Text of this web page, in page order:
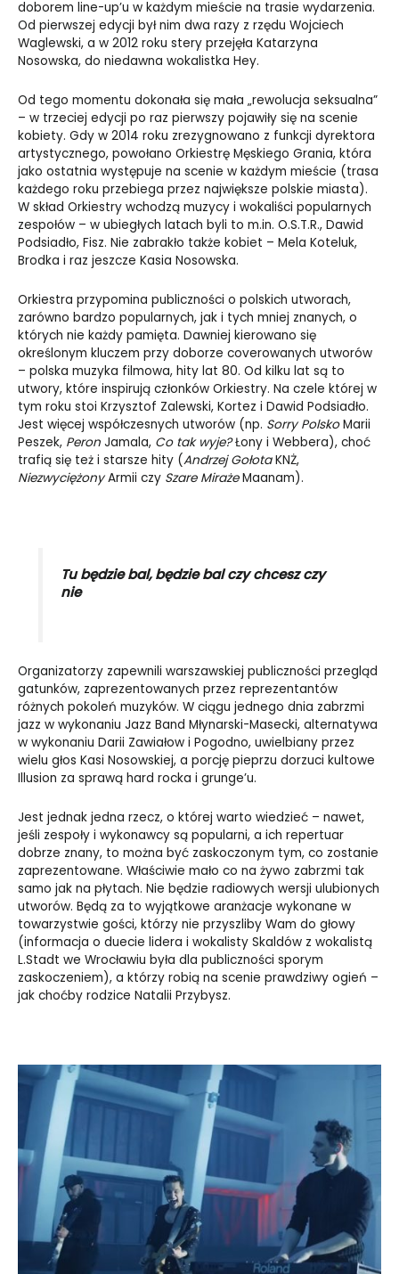
doborem line-up’u w każdym mieście na trasie wydarzenia.
Od pierwszej edycji był nim dwa razy z rzędu Wojciech
Waglewski, a w 2012 roku stery przejęła Katarzyna
Nosowska, do niedawna wokalistka Hey.
Od tego momentu dokonała się mała „rewolucja seksualna”
– w trzeciej edycji po raz pierwszy pojawiły się na scenie
kobiety. Gdy w 2014 roku zrezygnowano z funkcji dyrektora
artystycznego, powołano Orkiestrę Męskiego Grania, która
jako ostatnia występuje na scenie w każdym mieście (trasa
każdego roku przebiega przez największe polskie miasta).
W skład Orkiestry wchodzą muzycy i wokaliści popularnych
zespołów – w ubiegłych latach byli to m.in. O.S.T.R., Dawid
Podsiadło, Fisz. Nie zabrakło także kobiet – Mela Koteluk,
Brodka i raz jeszcze Kasia Nosowska.
Orkiestra przypomina publiczności o polskich utworach,
zarówno bardzo popularnych, jak i tych mniej znanych, o
których nie każdy pamięta. Dawniej kierowano się
określonym kluczem przy doborze coverowanych utworów
– polska muzyka filmowa, hity lat 80. Od kilku lat są to
utwory, które inspirują członków Orkiestry. Na czele której w
tym roku stoi Krzysztof Zalewski, Kortez i Dawid Podsiadło.
Jest więcej współczesnych utworów (np. Sorry PolskoMarii
Peszek, Peron Jamala, Co tak wyje?Łony i Webbera), choć
trafią się też i starsze hity (Andrzej GołotaKNŻ,
NiezwyciężonyArmii czy Szare MirażeMaanam).
Tu będzie bal, będzie bal czy chcesz czy
nie
Organizatorzy zapewnili warszawskiej publiczności przegląd
gatunków, zaprezentowanych przez reprezentantów
różnych pokoleń muzyków. W ciągu jednego dnia zabrzmi
jazz w wykonaniu Jazz Band Młynarski-Masecki, alternatywa
w wykonaniu Darii Zawiałow i Pogodno, uwielbiany przez
wielu głos Kasi Nosowskiej, a porcję pieprzu dorzuci kultowe
Illusion za sprawą hard rocka i grunge’u.
Jest jednak jedna rzecz, o której warto wiedzieć – nawet,
jeśli zespoły i wykonawcy są popularni, a ich repertuar
dobrze znany, to można być zaskoczonym tym, co zostanie
zaprezentowane. Właściwie mało co na żywo zabrzmi tak
samo jak na płytach. Nie będzie radiowych wersji ulubionych
utworów. Będą za to wyjątkowe aranżacje wykonane w
towarzystwie gości, którzy nie przyszliby Wam do głowy
(informacja o duecie lidera i wokalisty Skaldów z wokalistą
L.Stadt we Wrocławiu była dla publiczności sporym
zaskoczeniem), a którzy robią na scenie prawdziwy ogień –
jak choćby rodzice Natalii Przybysz.